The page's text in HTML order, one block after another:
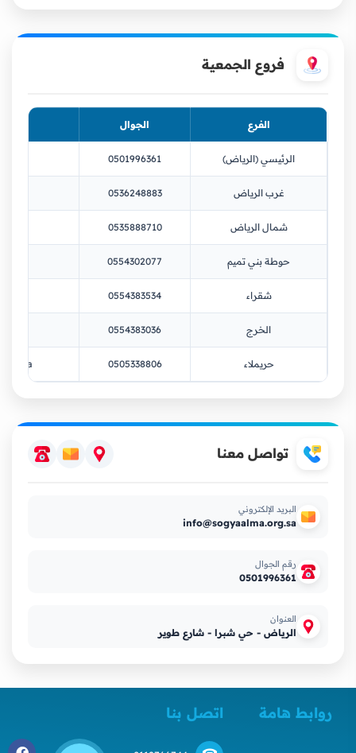
فروع الجمعية
الفرع الجوال
الرئيسي (الرياض) 0501996361
غرب الرياض 0536248883
شمال الرياض 0535888710
حوطة بني تميم 0554302077
شقراء 0554383534
الخرج 0554383036
حريملاء 0505338806
تواصل معنا
البريد الإلكتروني
info@sogyaalma.org.sa
رقم الجوال
0501996361
العنوان
الرياض - حي شبرا - شارع طوير
روابط هامة اتصل بنا